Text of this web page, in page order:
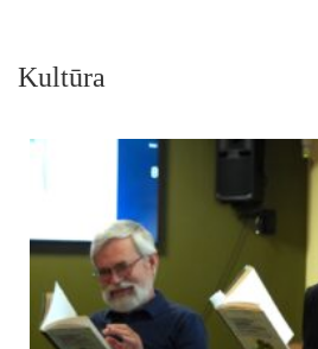
Kultūra